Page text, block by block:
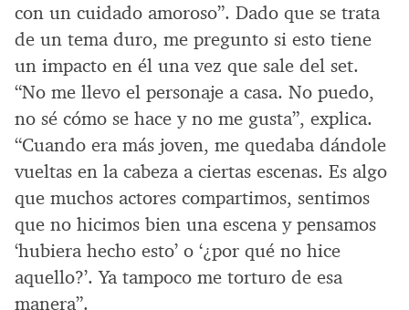
con un cuidado amoroso”. Dado que se trata
de un tema duro, me pregunto si esto tiene
un impacto en él una vez que sale del set.
“No me llevo el personaje a casa. No puedo,
no sé cómo se hace y no me gusta”, explica.
“Cuando era más joven, me quedaba dándole
vueltas en la cabeza a ciertas escenas. Es algo
que muchos actores compartimos, sentimos
que no hicimos bien una escena y pensamos
‘hubiera hecho esto’ o ‘¿por qué no hice
aquello?’. Ya tampoco me torturo de esa
manera”.